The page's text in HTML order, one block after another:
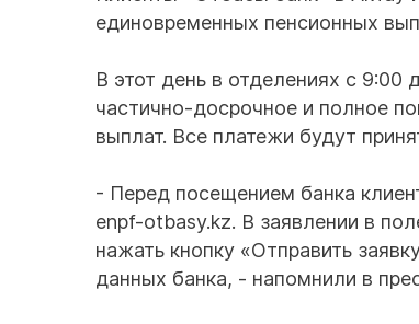
единовременных пенсионных
В этот день в отделениях с 9:00
частично-досрочное и полное
выплат. Все платежи будут
- Перед посещением банка
enpf-otbasy.kz. В заявлении в
нажать кнопку «Отправить
данных банка, - напомнили в